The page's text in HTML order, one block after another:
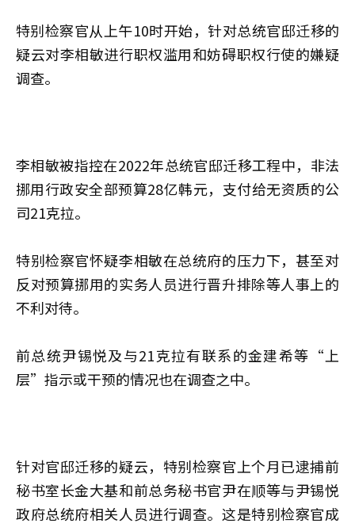
特别检察官从上午10时开始，针对总统官邸迁移的
疑云对李相敏进行职权滥用和妨碍职权行使的嫌疑
调查。
李相敏被指控在2022年总统官邸迁移工程中，非法
挪用行政安全部预算28亿韩元，支付给无资质的公
司21克拉。
特别检察官怀疑李相敏在总统府的压力下，甚至对
反对预算挪用的实务人员进行晋升排除等人事上的
不利对待。
前总统尹锡悦及与21克拉有联系的金建希等“上
层”指示或干预的情况也在调查之中。
针对官邸迁移的疑云，特别检察官上个月已逮捕前
秘书室长金大基和前总务秘书官尹在顺等与尹锡悦
政府总统府相关人员进行调查。这是特别检察官成